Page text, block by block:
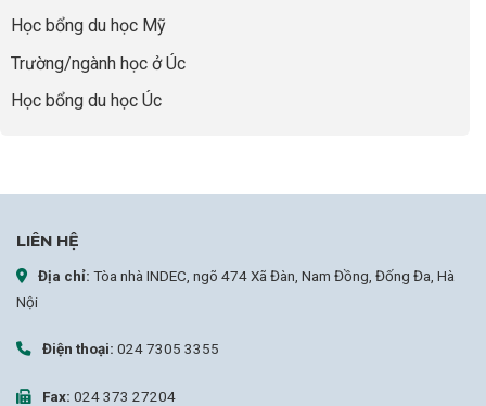
sự
Học bổng du học Mỹ
Trường/ngành học ở Úc
Học bổng du học Úc
LIÊN HỆ
Địa chỉ: Tòa nhà INDEC, ngõ 474 Xã Đàn, Nam Đồng, Đống Đa, Hà
Nội
Điện thoại: 024 7305 3355
Fax: 024 373 27204